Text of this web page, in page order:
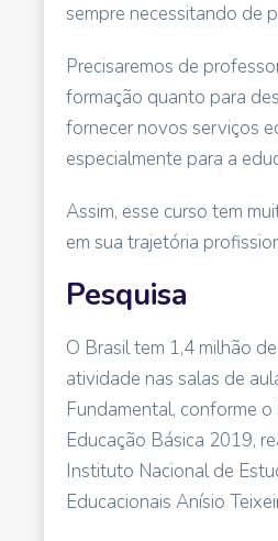
sempre necessitando de
Precisaremos de
formação quanto para
fornecer novos serviços
especialmente para a
Assim, esse curso tem
em sua trajetória
Pesquisa
O Brasil tem 1,4 milhão
atividade nas salas de
Fundamental, conforme o
Educação Básica 2019,
Instituto Nacional de
Educacionais Anísio